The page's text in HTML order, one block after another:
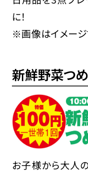
に！
※画像はイメー
新鮮野菜つめ
お子様から大人